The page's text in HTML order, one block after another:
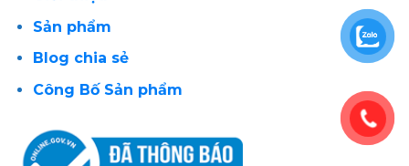
Sản phẩm
Blog chia sẻ
Công Bố Sản phẩm